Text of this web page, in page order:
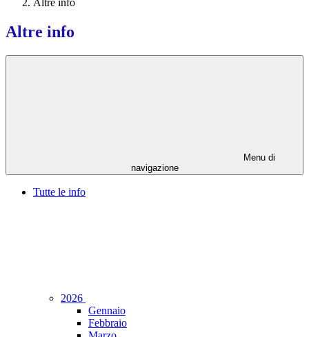
Altre info
Altre info
Menu di
navigazione
Tutte le info
2026
Gennaio
Febbraio